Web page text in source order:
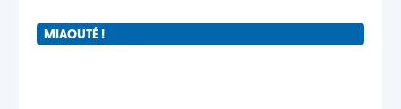
MIAOUTÉ !